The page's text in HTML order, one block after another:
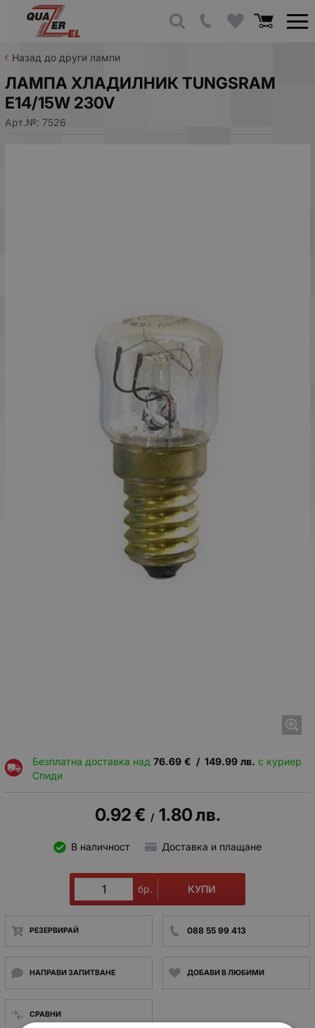
Назад до други лампи
ЛАМПА ХЛАДИЛНИК TUNGSRAM
E14/15W 230V
Арт.№: 7526
Безплатна доставка над 76.69 € / 149.99 лв. с куриер
Спиди
0.92€ / 1.80лв.
В наличност Доставка и плащане
бр. КУПИ
РЕЗЕРВИРАЙ 088 55 99 413
НАПРАВИ ЗАПИТВАНЕ ДОБАВИ В ЛЮБИМИ
СРАВНИ